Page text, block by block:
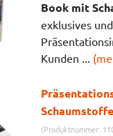
Book mit
exklusives
Kunden ...
(Produktnummer: